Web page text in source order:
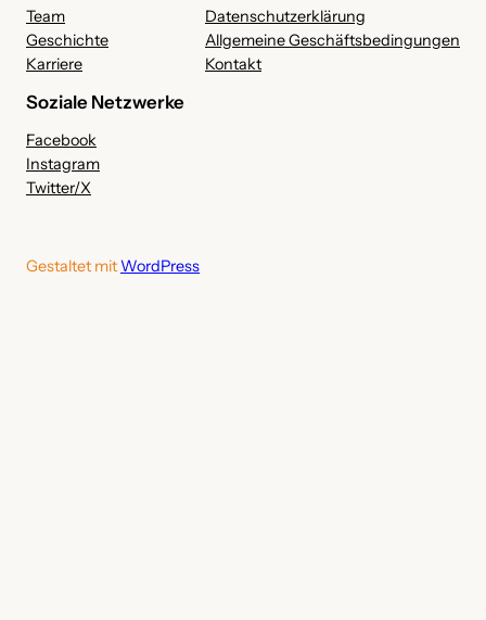
Team
Geschichte
Karriere
Datenschutzerklärung
Allgemeine Geschäftsbedingungen
Kontakt
Soziale Netzwerke
Facebook
Instagram
Twitter/X
Gestaltet mit WordPress